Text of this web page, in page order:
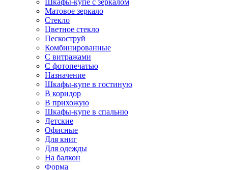
Шкафы-купе с зеркалом
Матовое зеркало
Стекло
Цветное стекло
Пескоструй
Комбинированные
С витражами
С фотопечатью
Назначение
Шкафы-купе в гостиную
В коридор
В прихожую
Шкафы-купе в спальню
Детские
Офисные
Для книг
Для одежды
На балкон
Форма